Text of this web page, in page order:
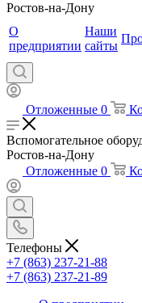
Ростов-на-Дону
О
предприятии
Наши
сайты
Отложенные 0
Вспомогательное
Ростов-на-Дону
Отложенные 0
Телефоны
+7 (863) 237-21-88
+7 (863) 237-21-89